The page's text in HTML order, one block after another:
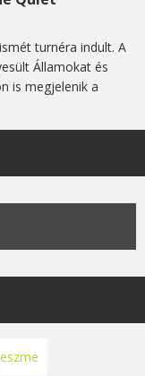
turnéra indult. A
Államokat és
is megjelenik a